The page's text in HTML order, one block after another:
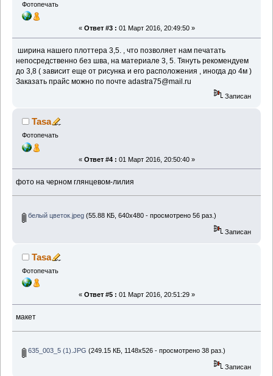
Фотопечать
« Ответ #3 : 01 Март 2016, 20:49:50 »
ширина нашего плоттера 3,5. , что позволяет нам печатать
непосредственно без шва, на материале 3, 5. Тянуть рекомендуем
до 3,8 ( зависит еще от рисунка и его расположения , иногда до 4м )
Заказать прайс можно по почте adastra75@mail.ru
Записан
Tasa
Фотопечать
« Ответ #4 : 01 Март 2016, 20:50:40 »
фото на черном глянцевом-лилия
белый цветок.jpeg(55.88 КБ, 640x480 - просмотрено 56 раз.)
Записан
Tasa
Фотопечать
« Ответ #5 : 01 Март 2016, 20:51:29 »
макет
635_003_5 (1).JPG (249.15 КБ, 1148x526 - просмотрено 38 раз.)
Записан